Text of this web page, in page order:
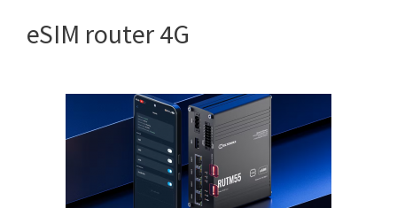
eSIM router 4G